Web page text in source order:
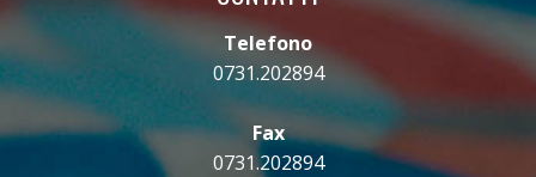
Telefono
0731.202894
Fax
0731.202894